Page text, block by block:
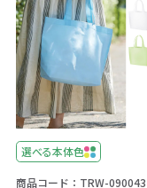
選べる本体色
商品コード：TRW-090043